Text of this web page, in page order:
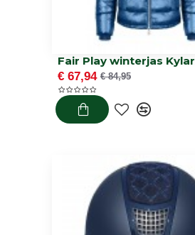
Fair Play winterjas Kylar
€ 67,94 € 84,95